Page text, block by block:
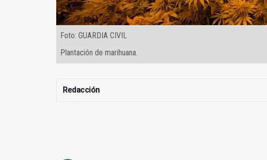
Foto: GUARDIA CIVIL
Plantación de marihuana.
Redacción